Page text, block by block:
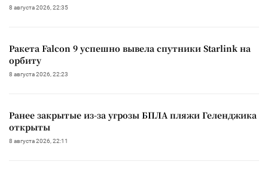
8 августа 2026, 22:35
Ракета Falcon 9 успешно вывела спутники Starlink на
орбиту
8 августа 2026, 22:23
Ранее закрытые из-за угрозы БПЛА пляжи Геленджика
открыты
8 августа 2026, 22:11